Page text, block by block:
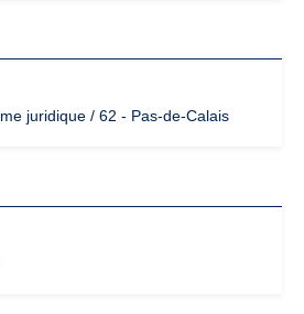
juridique / 62 - Pas-de-Calais